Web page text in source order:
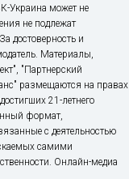
Украина может не
не подлежат
достоверность и
Материалы,
"Партнерский
размещаются на правах
21-летнего
формат,
с деятельностью
самими
Онлайн-медиа